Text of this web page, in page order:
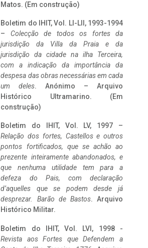
Matos. (Em construção)
Boletim do IHIT, Vol. LI-LII, 1993-1994
– Colecção de todos os fortes da
jurisdição da Villa da Praia e da
jurisdição da cidade na ilha Terceira,
com a indicação da importância da
despesa das obras necessárias em cada
um deles. Anónimo – Arquivo
Histórico Ultramarino. (Em
construção)
Boletim do IHIT, Vol. LV, 1997 –
Relação dos fortes, Castellos e outros
pontos fortificados, que se achão ao
prezente inteiramente abandonados, e
que nenhuma utilidade tem para a
defeza do Pais, com declaração
d’aquelles que se podem desde já
desprezar. Barão de Bastos. Arquivo
Histórico Militar.
Boletim do IHIT, Vol. LVI, 1998 -
Revista aos Fortes que Defendem a